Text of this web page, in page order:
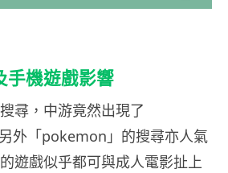
手機遊戲影響
尋，中游竟然出現了
外「pokemon」的搜尋亦人氣
遊戲似乎都可與成人電影扯上